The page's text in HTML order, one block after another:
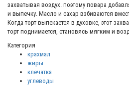
захватывая воздух. поэтому повара
и выпечку. Масло и сахар взбиваются
Когда торт выпекается в духовке, этот
торт поднимается, становясь мягким и
Категория
крахмал
жиры
клечатка
углеводы